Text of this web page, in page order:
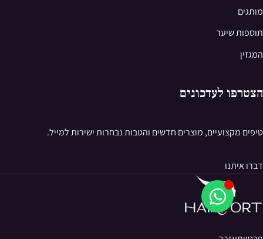
מותגים
תוספות שיער
המגזין
הצטרפו לעדכונים
טיפים מקצועיים, מוצרים חדשים והטבות נבחרות ישירות למייל.
דברו איתנו